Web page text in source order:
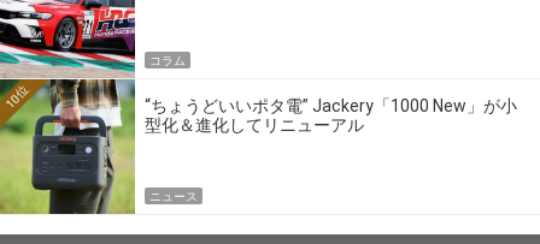
コラム
“ちょうどいいポタ電” Jackery「1000 New」が小
型化＆進化してリニューアル
10位
ニュース